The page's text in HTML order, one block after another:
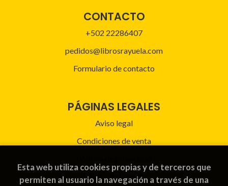
CONTACTO
+502 22286407
pedidos@librosrayuela.com
Formulario de contacto
PÁGINAS LEGALES
Aviso legal
Condiciones de venta
Política de Cookies
Esta web utiliza cookies propias y de terceros que
permiten al usuario la navegación a través de una